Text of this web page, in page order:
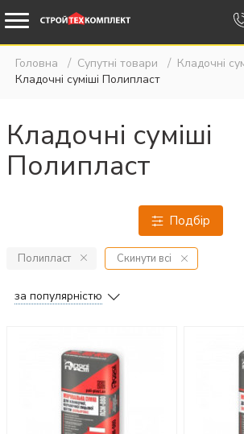
Головна Супутні товари
Кладочні
Кладочні суміші Полипласт
Кладочні суміші
Полипласт
Подбiр
Полипласт Скинути всі
за популярністю